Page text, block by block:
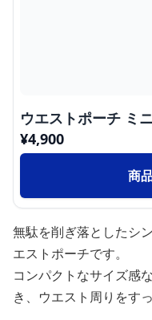
ウエストポーチ ミ
¥4,900
商
無駄を削ぎ落としたシ
エストポーチです。
コンパクトなサイズ感
き、ウエスト周りをす